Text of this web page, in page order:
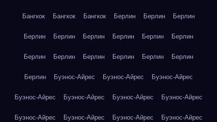
Бангкок Бангкок Бангкок Берлин Берлин Берлин
Берлин Берлин Берлин Берлин Берлин Берлин
Берлин Берлин Берлин Берлин Берлин Берлин
Берлин Буэнос-Айрес Буэнос-Айрес Буэнос-Айрес
Буэнос-Айрес Буэнос-Айрес Буэнос-Айрес Буэнос-Айрес
Буэнос-Айрес Буэнос-Айрес Буэнос-Айрес Буэнос-Айрес